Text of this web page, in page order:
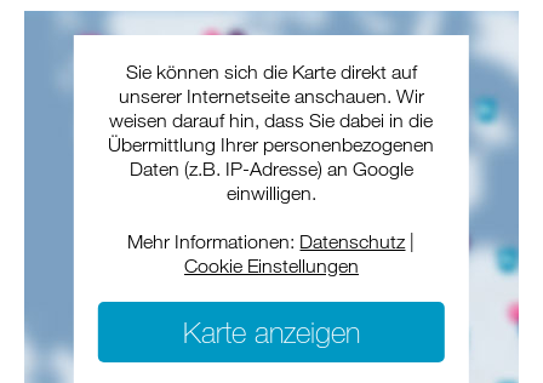
Sie können sich die Karte direkt auf
unserer Internetseite anschauen. Wir
weisen darauf hin, dass Sie dabei in die
Übermittlung Ihrer personenbezogenen
Daten (z.B. IP-Adresse) an Google
einwilligen.
Mehr Informationen: Datenschutz
Cookie Einstellungen
Karte anzeigen